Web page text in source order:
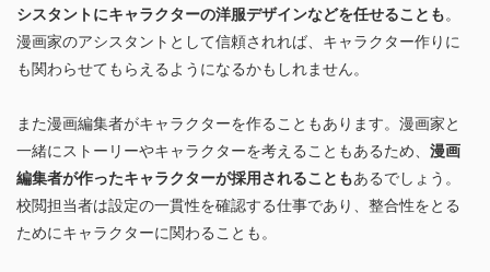
シスタントにキャラクターの洋服デザインなどを任せることも。
漫画家のアシスタントとして信頼されれば、キャラクター作りに
も関わらせてもらえるようになるかもしれません。
また漫画編集者がキャラクターを作ることもあります。漫画家と
一緒にストーリーやキャラクターを考えることもあるため、 漫画
編集者が作ったキャラクターが採用されることもあるでしょう。
校閲担当者は設定の一貫性を確認する仕事であり、整合性をとる
ためにキャラクターに関わることも。